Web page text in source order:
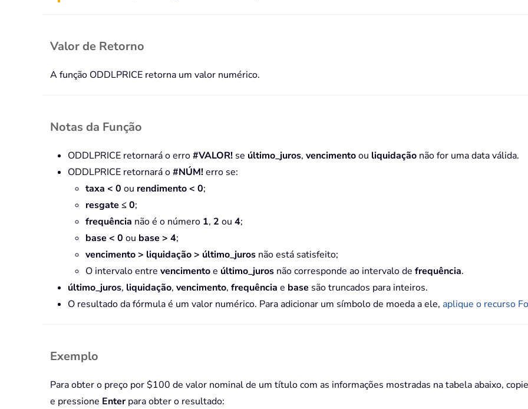
Valor de Retorno
A função ODDLPRICE retorna um valor numérico.
Notas da Função
ODDLPRICE retornará o erro#VALOR! se último_juros, vencimentoou liquidação não for uma data válida.
ODDLPRICE retornará o#NÚM!erro se:
taxa < 0 ou rendimento < 0;
resgate ≤ 0;
frequência não é o número 1, 2 ou 4;
base < 0 ou base > 4;
vencimento > liquidação> último_juros não está satisfeito;
O intervalo entre vencimentoe último_juros não corresponde ao intervalo de frequência.
último_juros, liquidação, vencimento, frequência e base são truncados para inteiros.
O resultado da fórmula é um valor numérico. Para adicionar um símbolo de moeda a ele, aplique o recurso
Exemplo
Para obter o preço por $100 de valor nominal de um título com as informações mostradas na tabela abaixo,
e pressione Enterpara obter o resultado: